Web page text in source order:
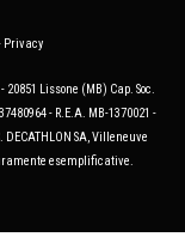
Privacy
Lissone (MB) Cap. Soc.
- R.E.A. MB-1370021 -
SA, Villeneuve
esemplificative.